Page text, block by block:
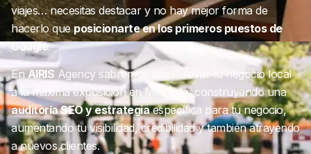
viajes… necesitas destacar y no hay mejor forma de
hacerlo queposicionarte en los primeros puestos de
Google.
EnAIRIS Agency sabremos cómo llevar tu negocio local
a la máxima exposición en Marbella, construyendo una
auditoría SEOy estrategiaespecífica para tu negocio,
aumentando tu visibilidad, credibilidad y también atrayendo
a nuevos clientes.